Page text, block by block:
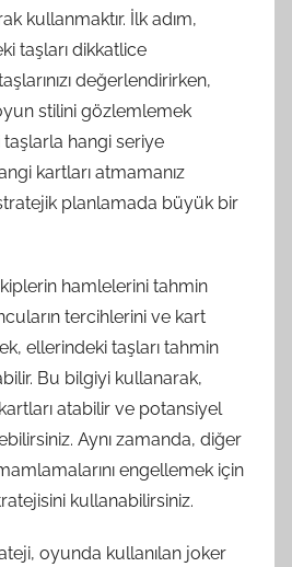
kullanmaktır. İlk adım,
taşları dikkatlice
değerlendirirken,
stilini gözlemlemek
hangi seriye
kartları atmamanız
planlamada büyük bir
hamlelerini tahmin
tercihlerini ve kart
ellerindeki taşları tahmin
Bu bilgiyi kullanarak,
atabilir ve potansiyel
Aynı zamanda, diğer
engellemek için
kullanabilirsiniz.
oyunda kullanılan joker